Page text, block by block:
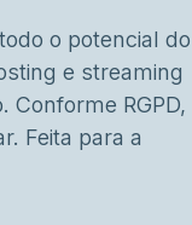
o potencial do
e streaming
Conforme RGPD,
Feita para a